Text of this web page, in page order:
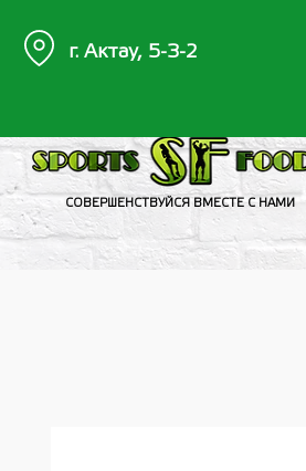
СОВЕРШЕНСТВУЙСЯ ВМЕСТЕ С НАМИ
г. Актау, 5-3-2